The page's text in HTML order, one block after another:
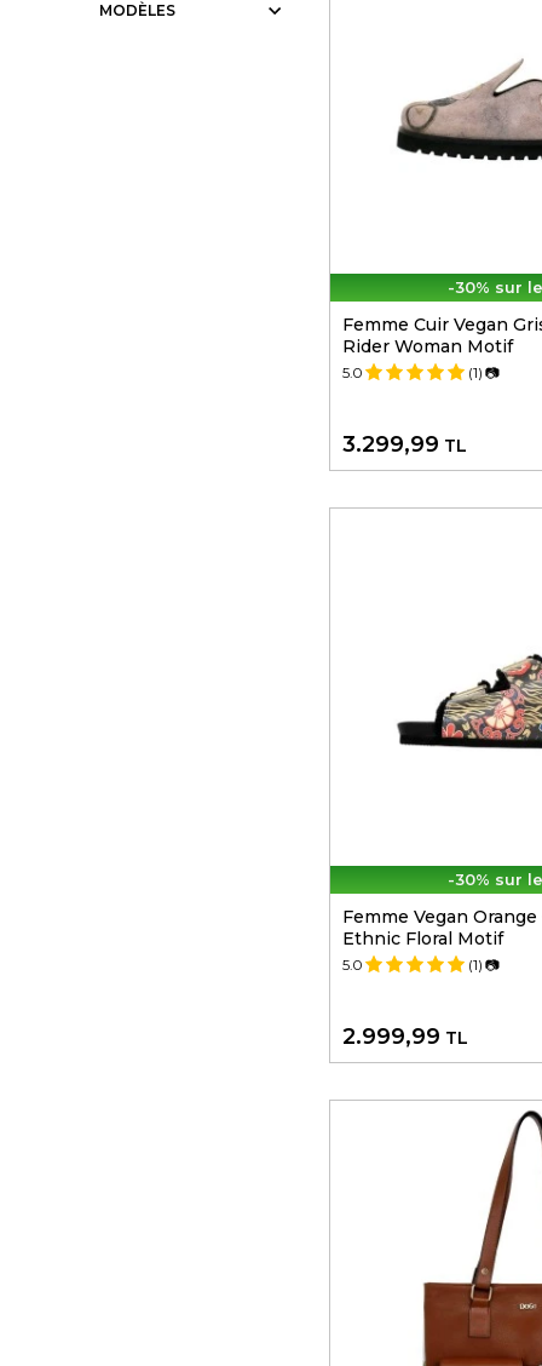
MODÈLES
-30% sur
Femme Cuir Vegan
Rider Woman Motif
5.0 (1) 📷
3.299,99 TL
-30% sur
Femme Vegan
Ethnic Floral Motif
5.0 (1) 📷
2.999,99 TL